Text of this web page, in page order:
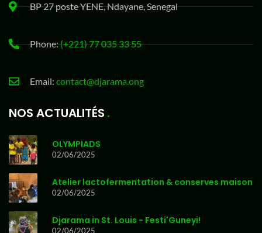
BP 27 poste YENE, Ndayane, Senegal
Phone:(+221) 77 035 33 55
Email: contact@djarama.ong
NOS ACTUALITÉS
OLYMPIADS
02/06/2025
Atelier lactofermentation & conserves maison
02/06/2025
Djarama in St. Louis - Festi'Guneyi!
02/06/2025